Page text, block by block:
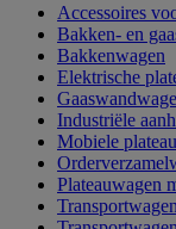
Accessoires
Bakken- en
Bakkenwagen
Elektrische
Industriële
Mobiele
Plateauwagen
Transportwagen